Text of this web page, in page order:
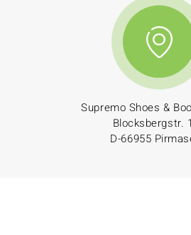
Supremo Shoes &
Blocksbergstr.
D-66955